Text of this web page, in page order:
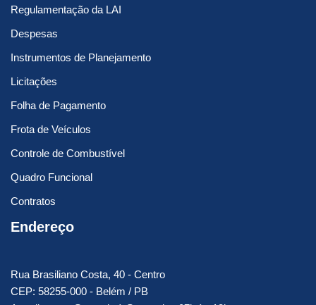
Regulamentação da LAI
Despesas
Instrumentos de Planejamento
Licitações
Folha de Pagamento
Frota de Veículos
Controle de Combustível
Quadro Funcional
Contratos
Endereço
Rua Brasiliano Costa, 40 - Centro
CEP: 58255-000 - Belém / PB